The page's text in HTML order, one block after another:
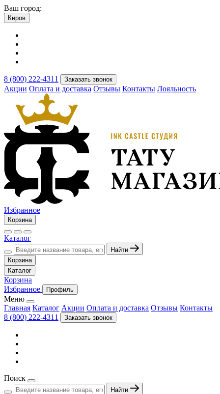
Ваш город:
Киров
8 (800) 222-4311 Заказать звонок
Акции Оплата и доставка Отзывы Контакты Лояльность
Избранное
Корзина
Каталог
Найти
Корзина
Каталог
Корзина
Избранное
Профиль
Меню
Главная Каталог Акции Оплата и доставка Отзывы Контакты
8 (800) 222-4311
Заказать звонок
Поиск
Найти